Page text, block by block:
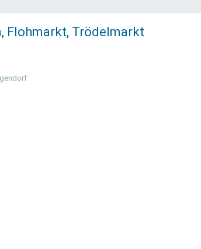
Flohmarkt, Trödelmarkt